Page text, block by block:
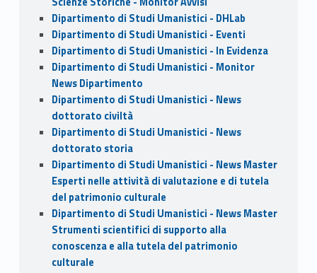
Dipartimento di Studi Umanistici - DHLab
Dipartimento di Studi Umanistici - Eventi
Dipartimento di Studi Umanistici - In Evidenza
Dipartimento di Studi Umanistici - Monitor
News Dipartimento
Dipartimento di Studi Umanistici - News
dottorato civiltà
Dipartimento di Studi Umanistici - News
dottorato storia
Dipartimento di Studi Umanistici - News Master
Esperti nelle attività di valutazione e di tutela
del patrimonio culturale
Dipartimento di Studi Umanistici - News Master
Strumenti scientifici di supporto alla
conoscenza e alla tutela del patrimonio
culturale